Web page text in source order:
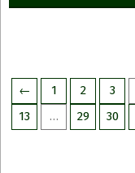
← 1 2 3
13
… 29 30